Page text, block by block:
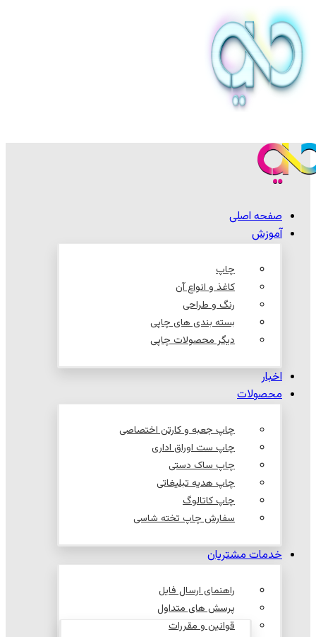
صفحه اصلی
آموزش
چاپ
کاغذ و انواع آن
رنگ و طراحی
بسته بندی های چاپی
دیگر محصولات چاپی
اخبار
محصولات
چاپ جعبه و کارتن اختصاصی
چاپ ست اوراق اداری
چاپ ساک دستی
چاپ هدیه تبلیغاتی
چاپ کاتالوگ
سفارش چاپ تخته شاسی
خدمات مشتریان
راهنمای ارسال فایل
پرسش های متداول
قوانین و مقررات